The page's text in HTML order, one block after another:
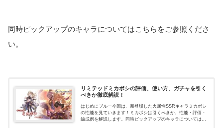
同時ピックアップのキャラについてはこちらをご参照くださ
い。
リミテッドミカボシの評価、使い方、ガチャを引く
べきか徹底解説！
はじめにブルー今回は、新登場した火属性SSRキャラミカボシ
の性能を見ていきます！ミカボシは引くべきか、性能・評価・
編成例を解説します。同時ピックアップのキャラについてはこ